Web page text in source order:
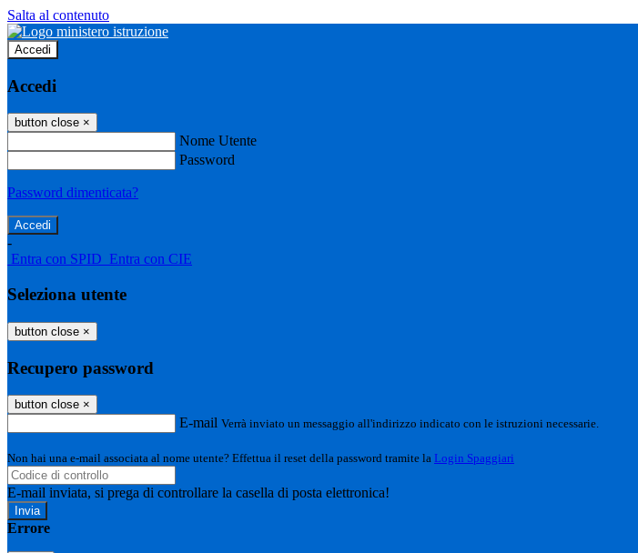
Salta al contenuto
Accedi
Accedi
button close ×
Nome Utente
Password
Password dimenticata?
-
Entra con SPID Entra con CIE
Seleziona utente
button close ×
Recupero password
button close ×
E-mail Verrà inviato un messaggio all'indirizzo indicato con le istruzioni necessarie.
Non hai una e-mail associata al nome utente? Effettua il reset della password tramite la Login Spaggiari
E-mail inviata, si prega di controllare la casella di posta elettronica!
Errore